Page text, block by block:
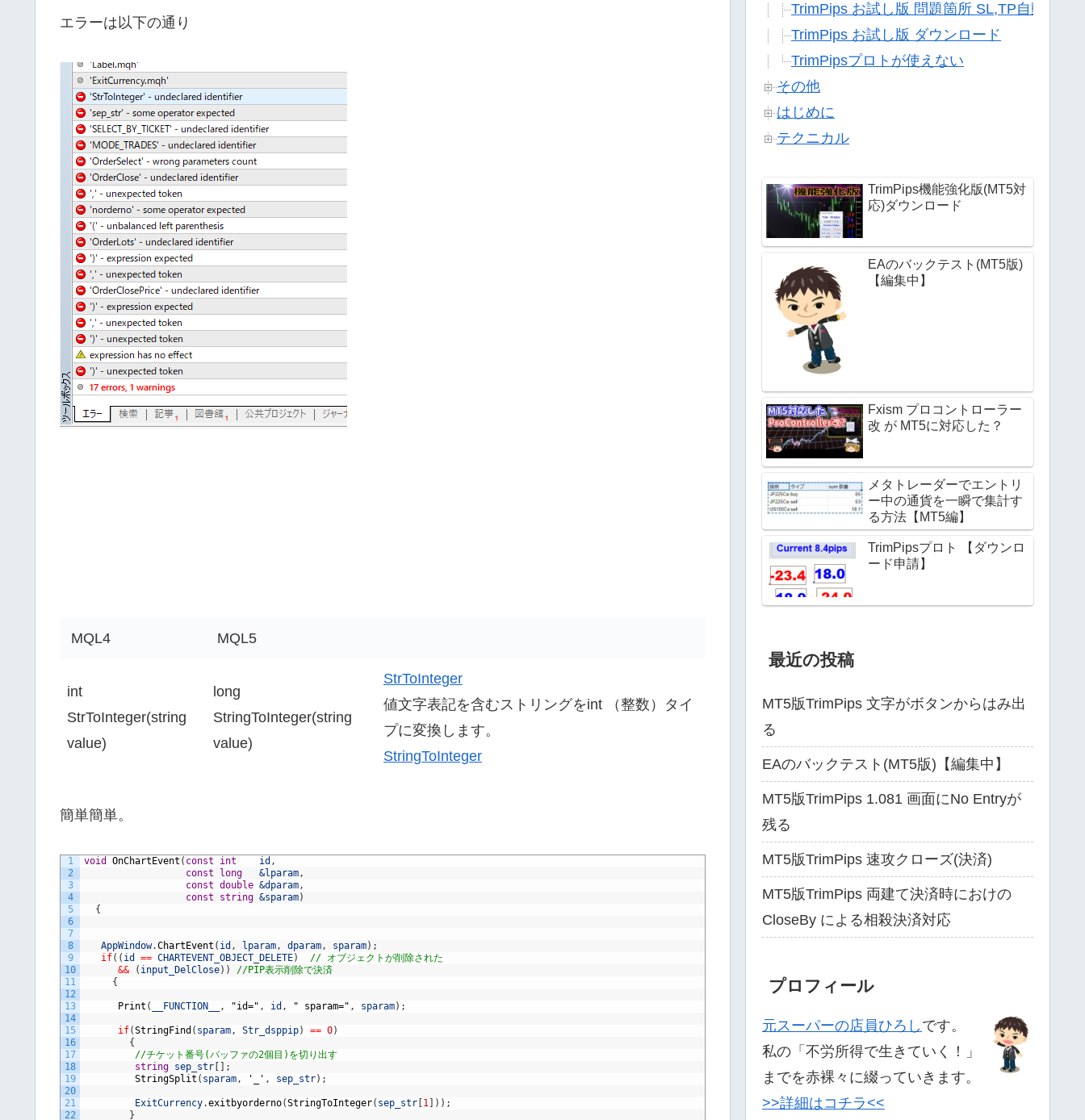
エラーは以下の通り
MQL4 MQL5
int
StrToInteger(string
value)
long
StringToInteger(string
value)
StrToInteger
値文字表記を含むストリングをint （整数）タイ
プに変換します。
StringToInteger
簡単簡単。
1
2
3
4
5
6
7
8
9
10
11
12
13
14
15
16
17
18
19
20
21
22
void OnChartEvent ( const int id ,
const
long &lparam,
const double &dparam,
const
string &sparam)
{
AppWindow.ChartEvent ( id , lparam, dparam, sparam) ;
if( ( id == CHARTEVENT_OBJECT_DELETE)
// オブジェクトが削除された
&&
( input_DelClose) )
//PIP表示削除で決済
{
Print ( __FUNCTION__ , "id=" , id , " sparam=" , sparam) ;
if(StringFind ( sparam, Str_dsppip) == 0)
{
//チケット番号(バッファの2個目)を切り出す
string sep_str [ ] ;
StringSplit ( sparam, '_' , sep_str) ;
ExitCurrency.exitbyorderno(StringToInteger( sep_str [1] ) ) ;
}
TrimPips お試し版 問題箇所 SL,TP自動設定
TrimPips お試し版 ダウンロード
TrimPipsプロトが使えない
その他
はじめに
テクニカル
TrimPips機能強化版(MT5対
応)ダウンロード
EAのバックテスト(MT5版)
【編集中】
Fxism プロコントローラー
改 が MT5に対応した？
メタトレーダーでエントリ
ー中の通貨を一瞬で集計す
る方法【MT5編】
TrimPipsプロト 【ダウンロ
ード申請】
最近の投稿
MT5版TrimPips 文字がボタンからはみ出
る
EAのバックテスト(MT5版)【編集中】
MT5版TrimPips 1.081 画面にNo Entryが
残る
MT5版TrimPips 速攻クローズ(決済)
MT5版TrimPips 両建て決済時におけの
CloseBy による相殺決済対応
プロフィール
元スーパーの店員ひろし です。
私の「不労所得で生きていく！」
までを赤裸々に綴っていきます。
>>詳細はコチラ<<